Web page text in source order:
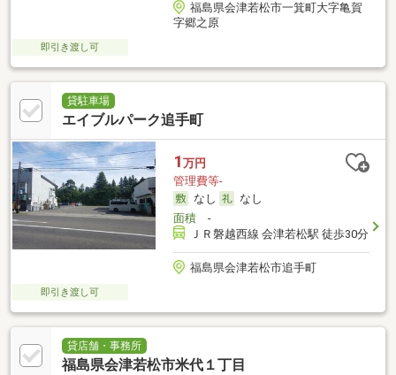
福島県会津若松市一箕町大字亀賀
字郷之原
即引き渡し可
貸駐車場
エイブルパーク追手町
1 万円
管理費等-
なし
なし
面積-
ＪＲ磐越西線 会津若松駅 徒歩30分
福島県会津若松市追手町
即引き渡し可
貸店舗・事務所
福島県会津若松市米代１丁目